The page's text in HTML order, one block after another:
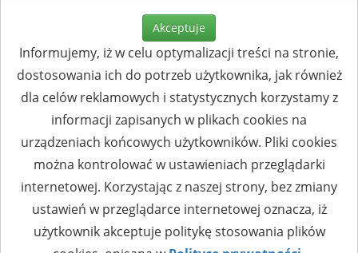
Akceptuje
Informujemy, iż w celu optymalizacji treści na stronie,
dostosowania ich do potrzeb użytkownika, jak również
dla celów reklamowych i statystycznych korzystamy z
informacji zapisanych w plikach cookies na
urządzeniach końcowych użytkowników. Pliki cookies
można kontrolować w ustawieniach przeglądarki
internetowej. Korzystając z naszej strony, bez zmiany
ustawień w przeglądarce internetowej oznacza, iż
użytkownik akceptuje politykę stosowania plików